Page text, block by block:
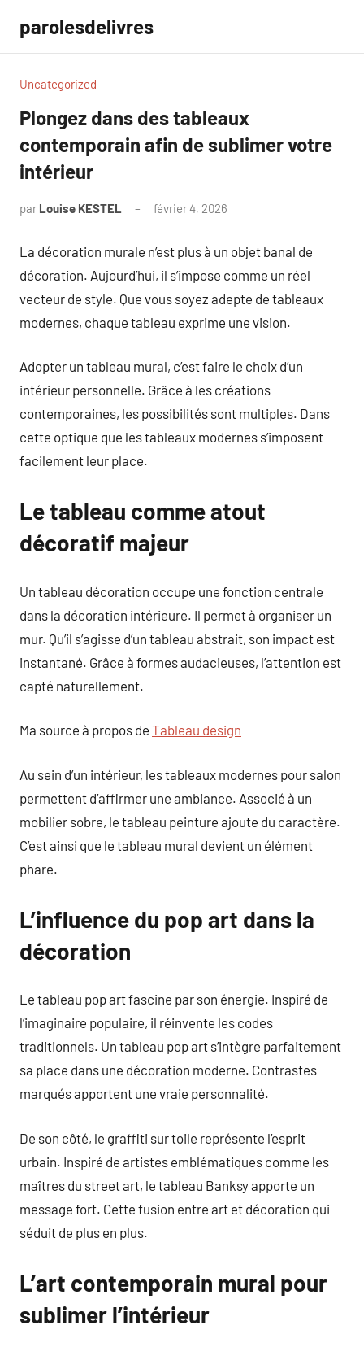
contenu
parolesdelivres
Uncategorized
Plongez dans des tableaux
contemporain afin de sublimer votre
intérieur
par Louise KESTEL février 4, 2026
La décoration murale n’est plus à un objet banal de
décoration. Aujourd’hui, il s’impose comme un réel
vecteur de style. Que vous soyez adepte de tableaux
modernes, chaque tableau exprime une vision.
Adopter un tableau mural, c’est faire le choix d’un
intérieur personnelle. Grâce à les créations
contemporaines, les possibilités sont multiples. Dans
cette optique que les tableaux modernes s’imposent
facilement leur place.
Le tableau comme atout
décoratif majeur
Un tableau décoration occupe une fonction centrale
dans la décoration intérieure. Il permet à organiser un
mur. Qu’il s’agisse d’un tableau abstrait, son impact est
instantané. Grâce à formes audacieuses, l’attention est
capté naturellement.
Ma source à propos de Tableau design
Au sein d’un intérieur, les tableaux modernes pour salon
permettent d’affirmer une ambiance. Associé à un
mobilier sobre, le tableau peinture ajoute du caractère.
C’est ainsi que le tableau mural devient un élément
phare.
L’influence du pop art dans la
décoration
Le tableau pop art fascine par son énergie. Inspiré de
l’imaginaire populaire, il réinvente les codes
traditionnels. Un tableau pop art s’intègre parfaitement
sa place dans une décoration moderne. Contrastes
marqués apportent une vraie personnalité.
De son côté, le graffiti sur toile représente l’esprit
urbain. Inspiré de artistes emblématiques comme les
maîtres du street art, le tableau Banksy apporte un
message fort. Cette fusion entre art et décoration qui
séduit de plus en plus.
L’art contemporain mural pour
sublimer l’intérieur